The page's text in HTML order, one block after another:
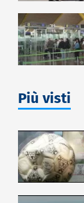
Più visti